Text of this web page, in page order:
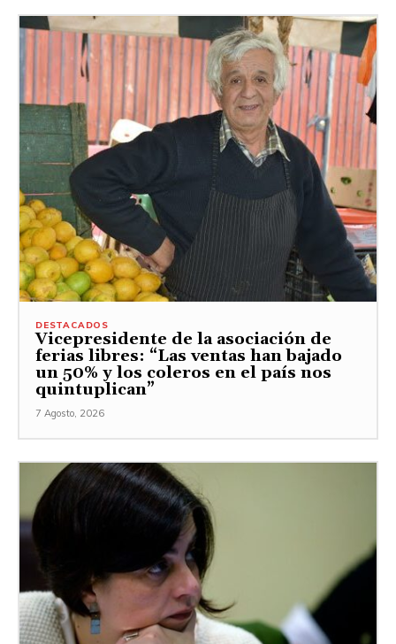
DESTACADOS
Vicepresidente de la asociación de
ferias libres: “Las ventas han bajado
un 50% y los coleros en el país nos
quintuplican”
7 Agosto, 2026